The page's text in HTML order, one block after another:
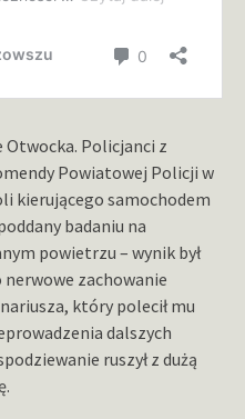
Otwocka. Policjanci z
Powiatowej Policji w
kierującego samochodem
badaniu na
powietrzu – wynik był
zachowanie
który polecił mu
dalszych
ruszył z dużą